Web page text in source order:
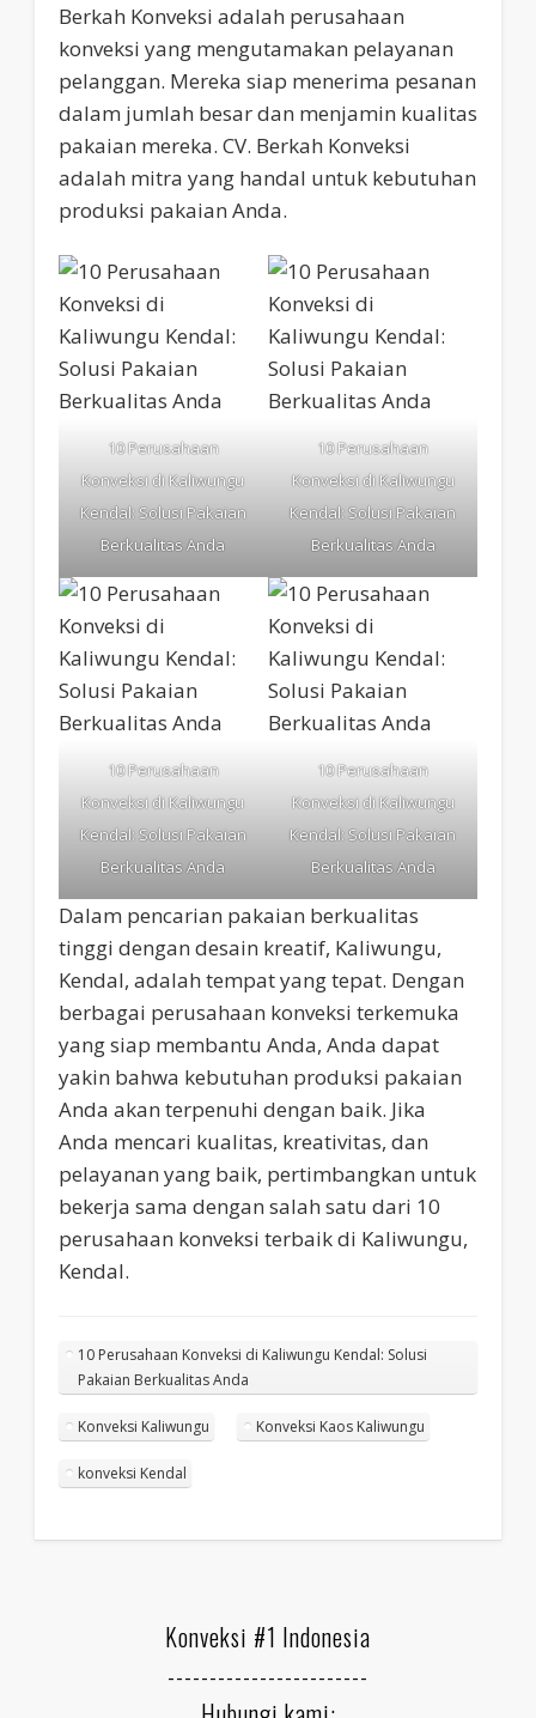
Berkah Konveksi adalah perusahaan
konveksi yang mengutamakan pelayanan
pelanggan. Mereka siap menerima pesanan
dalam jumlah besar dan menjamin kualitas
pakaian mereka. CV. Berkah Konveksi
adalah mitra yang handal untuk kebutuhan
produksi pakaian Anda.
10 Perusahaan
Konveksi di Kaliwungu
Kendal: Solusi Pakaian
Berkualitas Anda
10 Perusahaan
Konveksi di Kaliwungu
Kendal: Solusi Pakaian
Berkualitas Anda
10 Perusahaan
Konveksi di Kaliwungu
Kendal: Solusi Pakaian
Berkualitas Anda
10 Perusahaan
Konveksi di Kaliwungu
Kendal: Solusi Pakaian
Berkualitas Anda
Dalam pencarian pakaian berkualitas
tinggi dengan desain kreatif, Kaliwungu,
Kendal, adalah tempat yang tepat. Dengan
berbagai perusahaan konveksi terkemuka
yang siap membantu Anda, Anda dapat
yakin bahwa kebutuhan produksi pakaian
Anda akan terpenuhi dengan baik. Jika
Anda mencari kualitas, kreativitas, dan
pelayanan yang baik, pertimbangkan untuk
bekerja sama dengan salah satu dari 10
perusahaan konveksi terbaik di Kaliwungu,
Kendal.
10 Perusahaan Konveksi di Kaliwungu Kendal: Solusi
Pakaian Berkualitas Anda
Konveksi Kaliwungu Konveksi Kaos Kaliwungu
konveksi Kendal
Konveksi #1 Indonesia
------------------------